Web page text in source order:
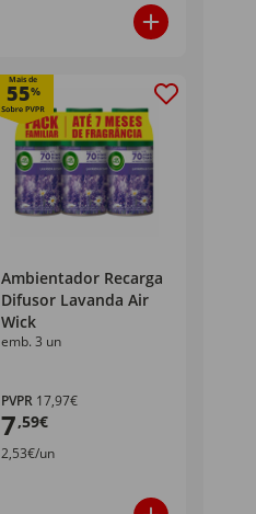
Mais de
55%
Ambientador Recarga
Difusor Lavanda Air
Wick
emb. 3 un
PVPR 17,97€
7,59€
2,53€/un